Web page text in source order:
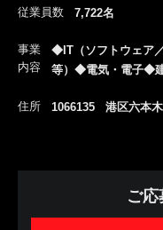
従業員数 7,722名
事業
内容
◆IT（ソフトウェア
等）◆電気・電子◆
住所 1066135 港区六本
ご応